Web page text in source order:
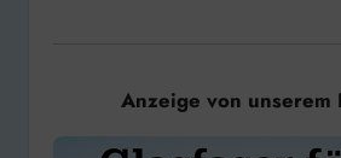
Anzeige von unserem